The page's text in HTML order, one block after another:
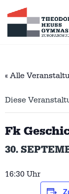
« Alle
Diese
Fk
30.
16:30 Uhr